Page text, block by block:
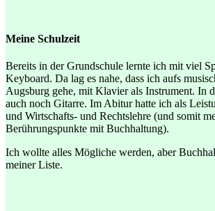
Meine Schulzeit
Bereits in der Grundschule lernte ich mit viel
Keyboard. Da lag es nahe, dass ich aufs
Augsburg gehe, mit Klavier als Instrument. In
auch noch Gitarre. Im Abitur hatte ich als
und Wirtschafts- und Rechtslehre (und somit
Berührungspunkte mit Buchhaltung).
Ich wollte alles Mögliche werden, aber
meiner Liste.